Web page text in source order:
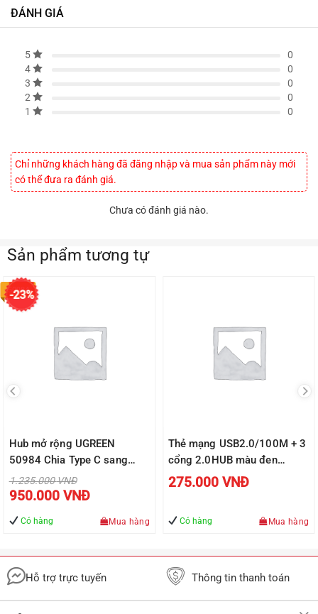
ĐÁNH GIÁ
5
0
4
0
3
0
2
0
1
0
Chỉ những khách hàng đã đăng nhập và mua sản phẩm này mới
có thể đưa ra đánh giá.
Chưa có đánh giá nào.
Sản phẩm tương tự
50984
-23%
Hub mở rộng UGREEN
50984 Chia Type C sang
HDMI/Lan/Hub USB 3.0 –
Hàng phân phối chính hãng
1.235.000VNĐ
Giá
gốc
là:
950.000 VNĐ
là:
950.000 VNĐ.
Có hàng Mua hàng
Thẻ mạng USB2.0/100M + 3
cổng 2.0HUB màu đen
JASOZ F109 – Hàng chính
275.000 VNĐ
Có hàng Mua hàng
Hỗ trợ trực tuyến Thông tin thanh toán